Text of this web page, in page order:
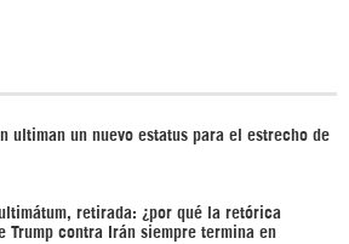
ultiman un nuevo estatus para el estrecho de
retirada: ¿por qué la retórica
Trump contra Irán siempre termina en